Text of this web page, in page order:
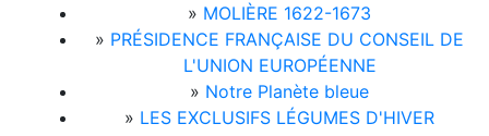
» MOLIÈRE 1622-1673
» PRÉSIDENCE FRANÇAISE DU CONSEIL DE
L'UNION EUROPÉENNE
» Notre Planète bleue
» LES EXCLUSIFS LÉGUMES D'HIVER